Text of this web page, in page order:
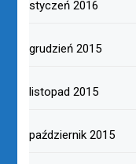
styczeń 2016
grudzień 2015
listopad 2015
październik 2015